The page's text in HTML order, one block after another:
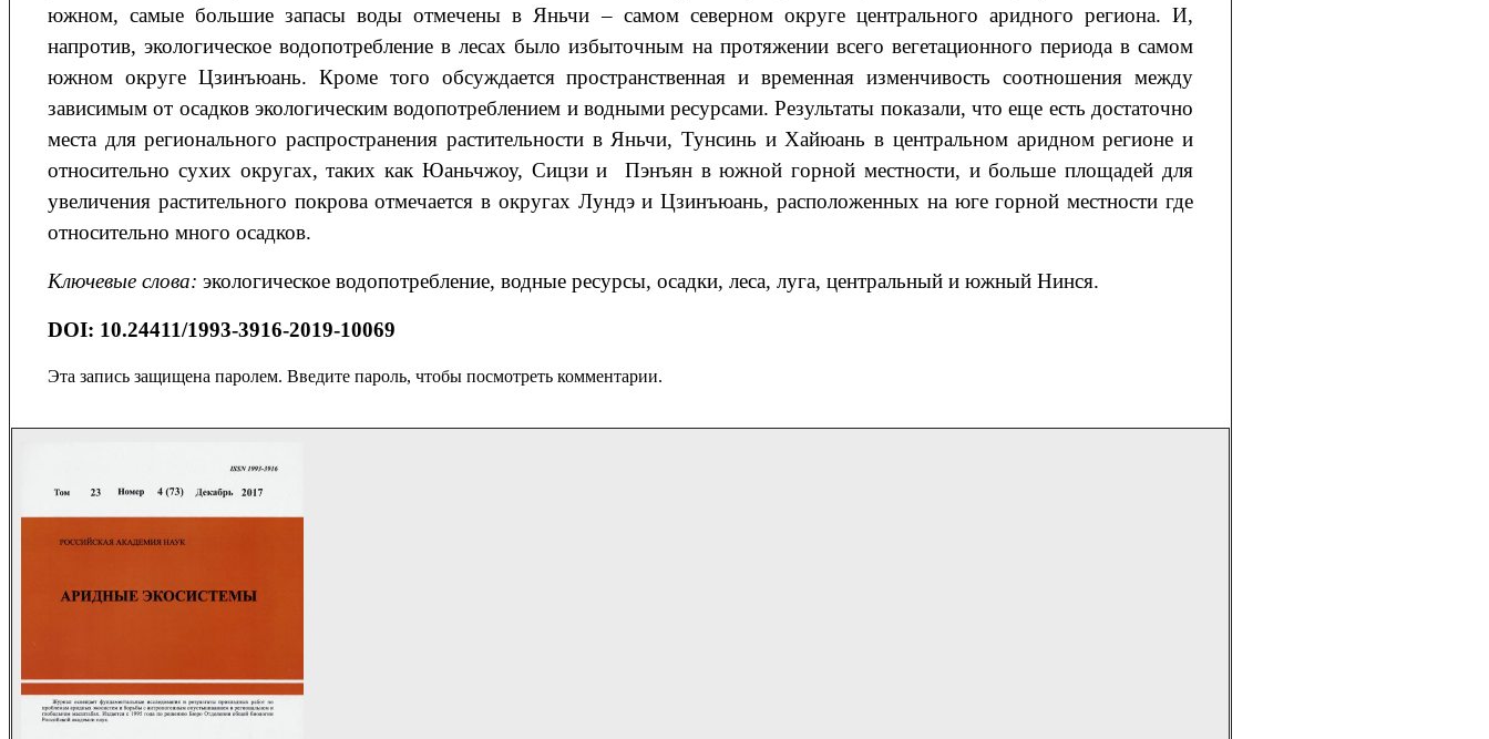
южном, самые большие запасы воды отмечены в Яньчи – самом северном округе центрального аридного региона. И,
напротив, экологическое водопотребление в лесах было избыточным на протяжении всего вегетационного периода в самом
южном округе Цзинъюань. Кроме того обсуждается пространственная и временная изменчивость соотношения между
зависимым от осадков экологическим водопотреблением и водными ресурсами. Результаты показали, что еще есть достаточно
места для регионального распространения растительности в Яньчи, Тунсинь и Хайюань в центральном аридном регионе и
относительно сухих округах, таких как Юаньчжоу, Сицзи и Пэнъян в южной горной местности, и больше площадей для
увеличения растительного покрова отмечается в округах Лундэ и Цзинъюань, расположенных на юге горной местности где
относительно много осадков.
Ключевые слова: экологическое водопотребление, водные ресурсы, осадки, леса, луга, центральный и южный Нинся.
DOI: 10.24411/1993-3916-2019-10069
Эта запись защищена паролем. Введите пароль, чтобы посмотреть комментарии.